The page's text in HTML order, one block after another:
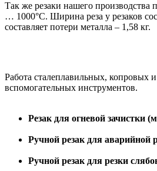
Так же резаки нашего производства
… 1000°С. Ширина реза у резаков
составляет потери металла – 1,58 кг.
Работа сталеплавильных, копровых
вспомогательных инструментов.
Резак для огневой
Ручной резак для аварийной
Ручной резак для резки